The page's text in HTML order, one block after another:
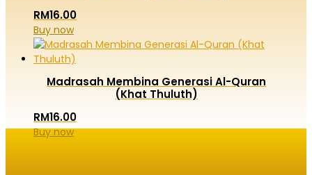
RM16.00
Buy now
Madrasah Membina Generasi Al-Quran
(Khat Thuluth)
RM16.00
Buy now